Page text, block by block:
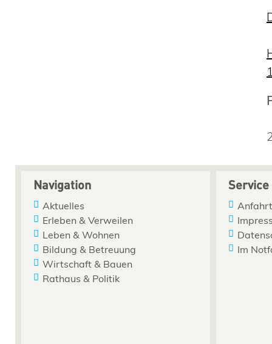
Navigation
Aktuelles
Erleben & Verweilen
Leben & Wohnen
Bildung & Betreuung
Wirtschaft & Bauen
Rathaus & Politik
Service
Im